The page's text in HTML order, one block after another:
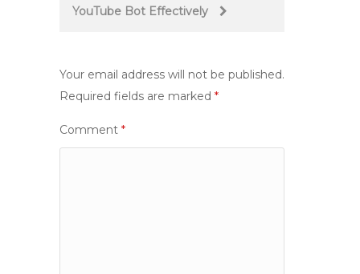
YouTube Bot Effectively
Your email address will not be published.
Required fields are marked *
Comment *